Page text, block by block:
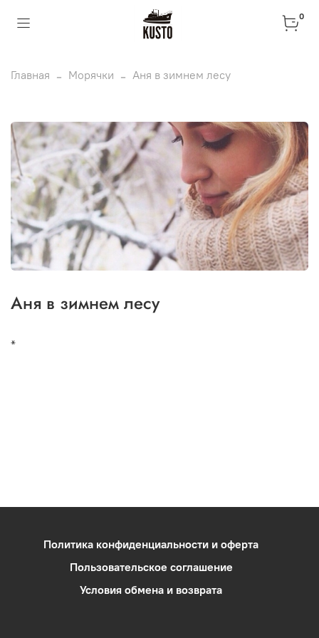
0
Главная Морячки Аня в зимнем лесу
Аня в зимнем лесу
*
Политика конфиденциальности и оферта
Пользовательское соглашение
Условия обмена и возврата